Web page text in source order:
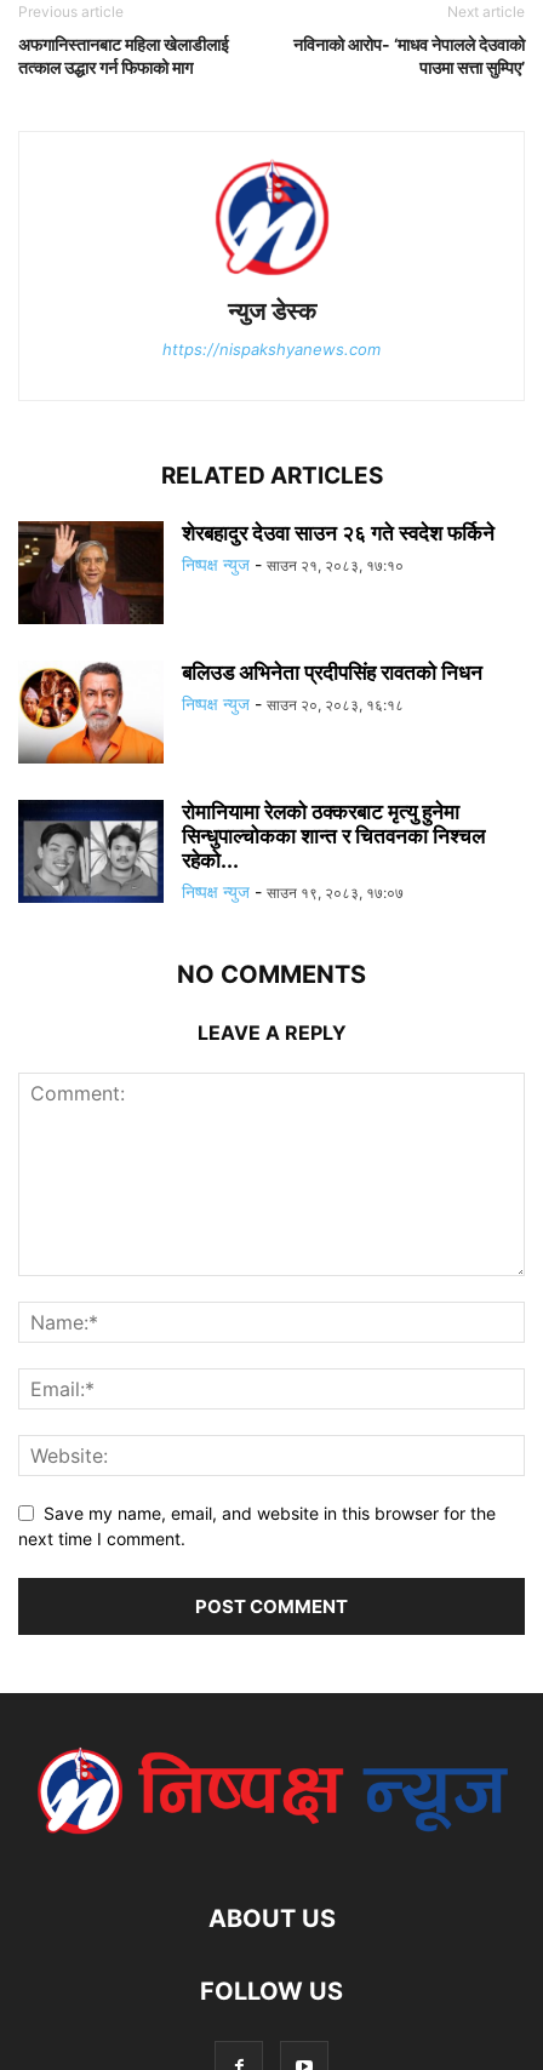
Previous article
अफगानिस्तानबाट महिला खेलाडीलाई
तत्काल उद्धार गर्न फिफाको माग
Next article
नविनाको आरोप- ‘माधव नेपालले देउवाको
पाउमा सत्ता सुम्पिए’
न्युज डेस्क
https://nispakshyanews.com
RELATED ARTICLES
शेरबहादुर देउवा साउन २६ गते स्वदेश फर्किने
निष्पक्ष न्युज - साउन २१, २०८३, १७:१०
बलिउड अभिनेता प्रदीपसिंह रावतको निधन
निष्पक्ष न्युज - साउन २०, २०८३, १६:१८
रोमानियामा रेलको ठक्करबाट मृत्यु हुनेमा
सिन्धुपाल्चोकका शान्त र चितवनका निश्चल
रहेको...
निष्पक्ष न्युज - साउन १९, २०८३, १७:०७
NO COMMENTS
LEAVE A REPLY
Save my name, email, and website in this browser for the
next time I comment.
ABOUT US
FOLLOW US